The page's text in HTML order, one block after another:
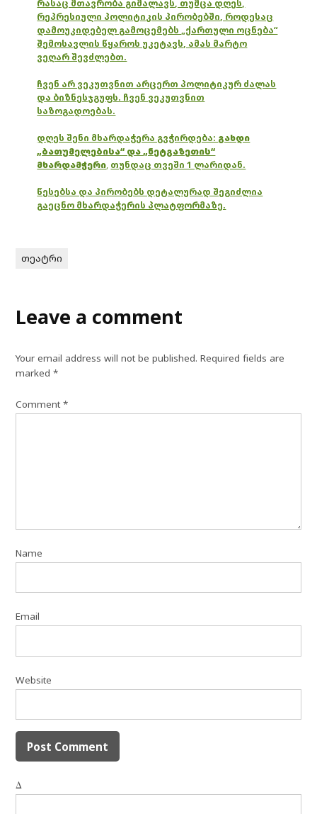
რასაც მთავრობა გიმალავს, თუმცა დღეს,
რეპრესიული პოლიტიკის პირობებში, როდესაც
დამოუკიდებელ გამოცემებს „ქართული ოცნება“
შემოსავლის წყაროს უკეტავს, ამას მარტო
ვეღარ შევძლებთ.
ჩვენ არ ვეკუთვნით არცერთ პოლიტიკურ ძალას
და ბიზნესჯგუფს. ჩვენ ვეკუთვნით
საზოგადოებას.
დღეს შენი მხარდაჭერა გვჭირდება: გახდი
„ბათუმელებისა“ და „ნეტგაზეთის“
მხარდამჭერი, თუნდაც თვეში 1 ლარიდან.
წესებსა და პირობებს დეტალურად შეგიძლია
გაეცნო მხარდაჭერის პლატფორმაზე.
თეატრი
Leave a comment
Your email address will not be published. Required fields are
marked*
Comment*
Name
Email
Website
Δ